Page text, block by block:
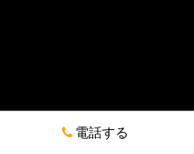
電話する